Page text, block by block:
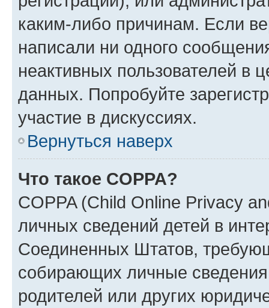
каким-либо причинам. Если
написали ни одного
неактивных пользователей в
данных. Попробуйте
участие в дискуссиях.
Вернуться наверх
Что такое COPPA?
COPPA (Child Online Privacy
личных сведений детей в
Соединенных Штатов,
собирающих личные
родителей или других